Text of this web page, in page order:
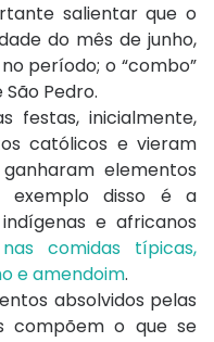
salientar que o
do mês de junho,
período; o “combo”
Pedro.
festas, inicialmente,
católicos e vieram
elementos
exemplo disso é a
e africanos
comidas típicas,
e amendoim.
absolvidos pelas
compõem o que se